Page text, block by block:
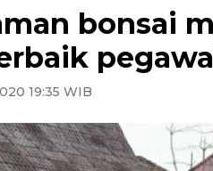
bonsai
19:35 WIB